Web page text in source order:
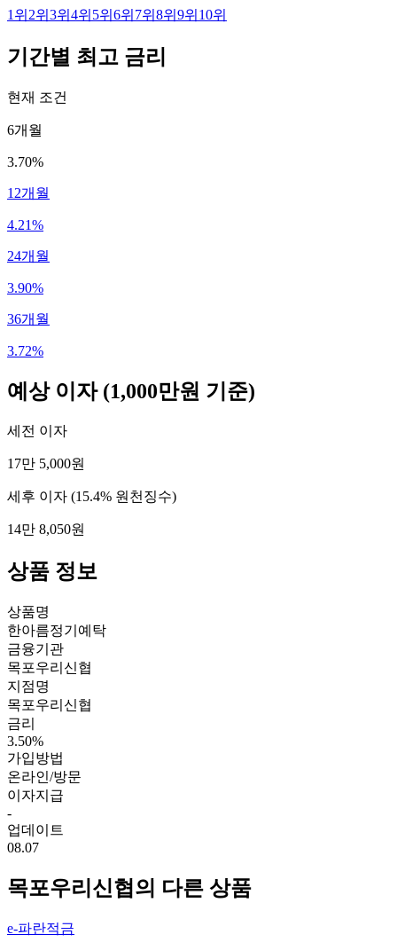
1 위 2위 3위 4위 5위 6위 7위 8위 9위 10위
기간별 최고 금리
현재 조건
6개월
3.70%
12개월
4.21%
24개월
3.90%
36개월
3.72%
예상 이자 (1,000만원 기준)
세전 이자
17만 5,000원
세후 이자 (15.4% 원천징수)
14만 8,050원
상품 정보
상품명
한아름정기예탁
금융기관
목포우리신협
지점명
목포우리신협
금리
3.50%
가입방법
온라인/방문
이자지급
-
업데이트
08.07
목포우리신협의 다른 상품
e-파란적금